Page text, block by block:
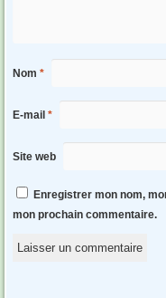
Nom *
E-mail *
Site web
Enregistrer mon nom,
mon prochain commentaire.